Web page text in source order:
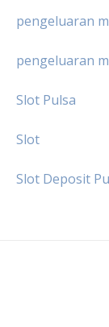
pengeluaran
pengeluaran
Slot Pulsa
Slot
Slot Deposit